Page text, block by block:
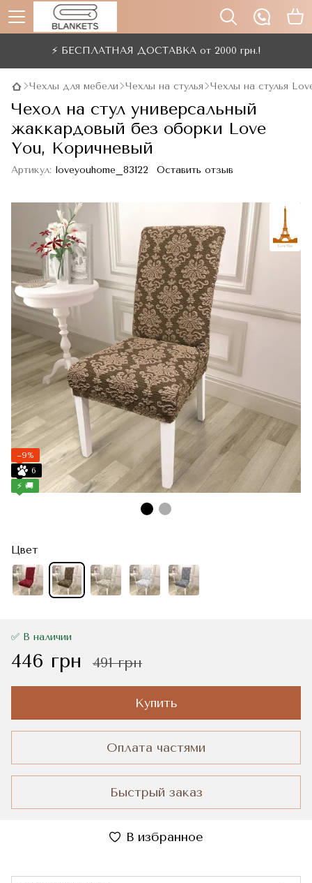
⚡ БЕСПЛАТНАЯ ДОСТАВКА от 2000 грн.!
Чехлы для мебели Чехлы на стулья Чехлы на стулья
Чехол на стул универсальный
жаккардовый без оборки Love
You, Коричневый
Артикул: loveyouhome_83122 Оставить отзыв
−9%
6
⚡ 🚚
Цвет
✅ В наличии
446 грн 491 грн
Купить
Оплата частями
Быстрый заказ
В избранное